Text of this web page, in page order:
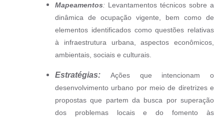
Contratos, Convênios e Publicações MROSC
Ouvidoria Municipal
Radar da Transparência Pública
Mapeamentos: Levantamentos técnicos sobre a
dinâmica de ocupação vigente, bem como de
elementos identificados como questões relativas
à infraestrutura urbana, aspectos econômicos,
ambientais, sociais e culturais.
Estratégias: Ações que intencionam o
desenvolvimento urbano por meio de diretrizes e
propostas que partem da busca por superação
dos problemas locais e do fomento às